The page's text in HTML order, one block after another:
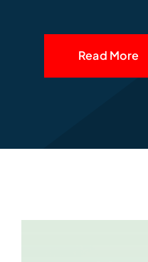
Read More